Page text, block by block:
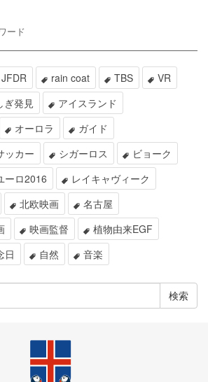
ード
JFDR rain coat TBS
VR
ぎ発見
アイスランド
オーロラ
ガイド
ッカー シガーロス
ビョーク
ーロ2016
レイキャヴィーク
北欧映画
名古屋
映画監督
植物由来EGF
日 自然 音楽